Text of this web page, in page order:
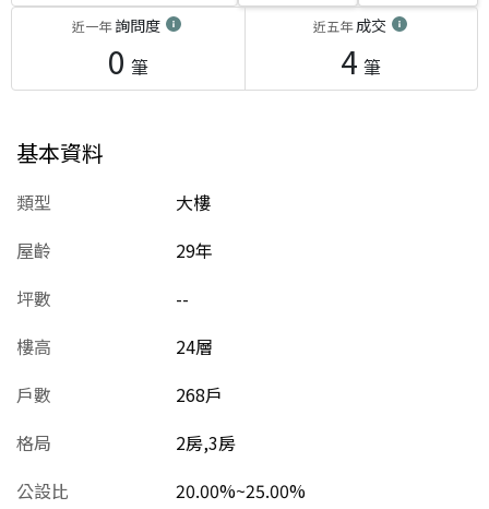
近一年詢問度
0 筆
近五年成交
4 筆
基本資料
類型
大樓
屋齡
29年
坪數
--
樓高
24層
戶數
268戶
格局
2房,3房
公設比
20.00%~25.00%